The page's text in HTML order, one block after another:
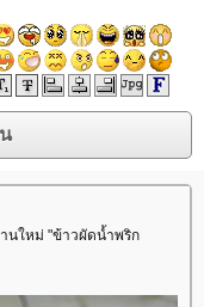
านใหม่ "ข้าวผัดน้ำพริก